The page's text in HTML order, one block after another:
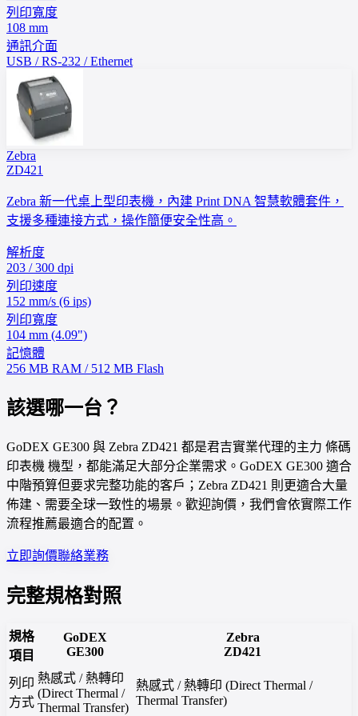
列印寬度
108 mm
通訊介面
USB / RS-232 / Ethernet
Zebra
ZD421
Zebra 新一代桌上型印表機，內建 Print DNA 智慧軟體套件，
支援多種連接方式，操作簡便安全性高。
解析度
203 / 300 dpi
列印速度
152 mm/s (6 ips)
列印寬度
104 mm (4.09")
記憶體
256 MB RAM / 512 MB Flash
該選哪一台？
GoDEX GE300 與 Zebra ZD421 都是君吉實業代理的主力 條碼
印表機 機型，都能滿足大部分企業需求。GoDEX GE300 適合
中階預算但要求完整功能的客戶；Zebra ZD421 則更適合大量
佈建、需要全球一致性的場景。歡迎詢價，我們會依實際工作
流程推薦最適合的配置。
立即詢價聯絡業務
完整規格對照
規格
項目
GoDEX
GE300
Zebra
ZD421
列印
方式
熱感式 / 熱轉印
(Direct Thermal /
Thermal Transfer)
熱感式 / 熱轉印 (Direct Thermal /
Thermal Transfer)